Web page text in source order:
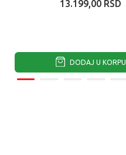
13.199,00 RSD
DODAJ U KORPU